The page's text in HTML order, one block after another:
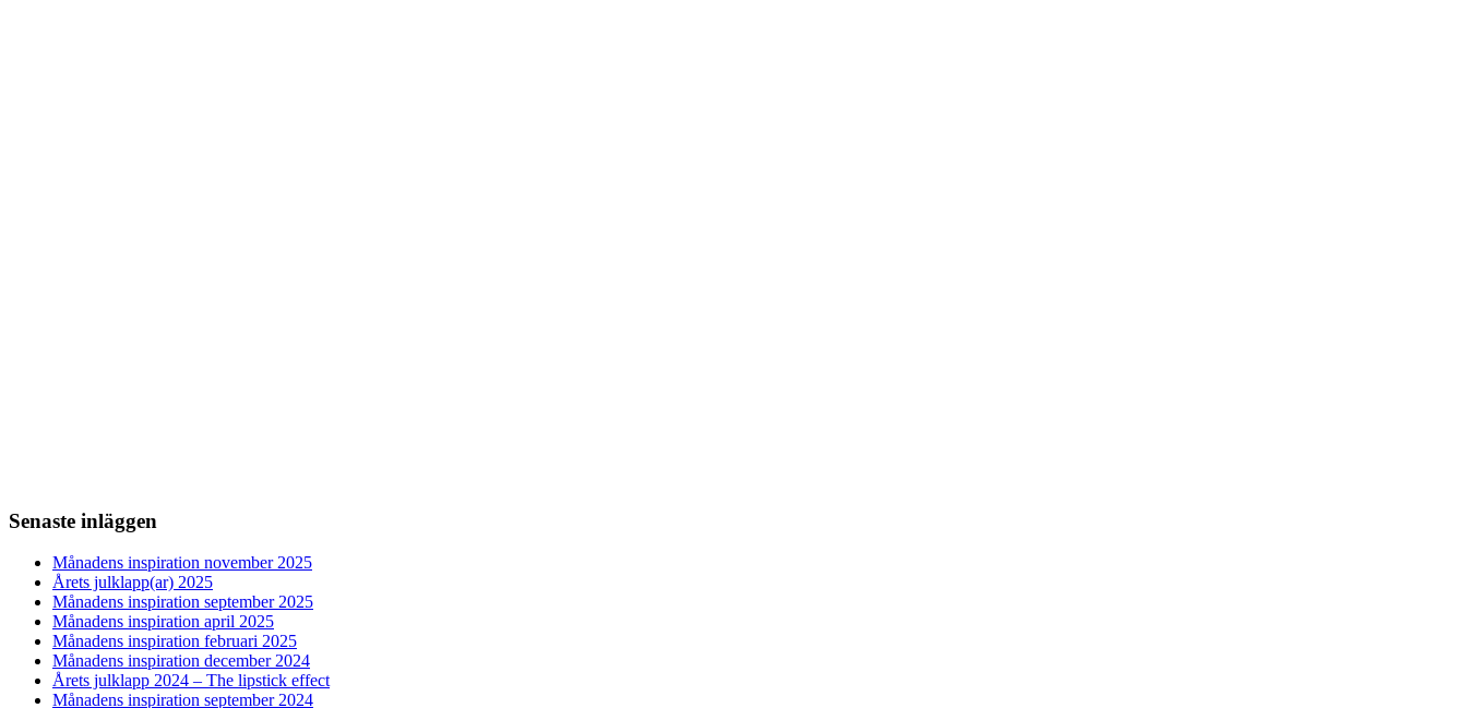
Senaste inläggen
Månadens inspiration november 2025
Årets julklapp(ar) 2025
Månadens inspiration september 2025
Månadens inspiration april 2025
Månadens inspiration februari 2025
Månadens inspiration december 2024
Årets julklapp 2024 – The lipstick effect
Månadens inspiration september 2024